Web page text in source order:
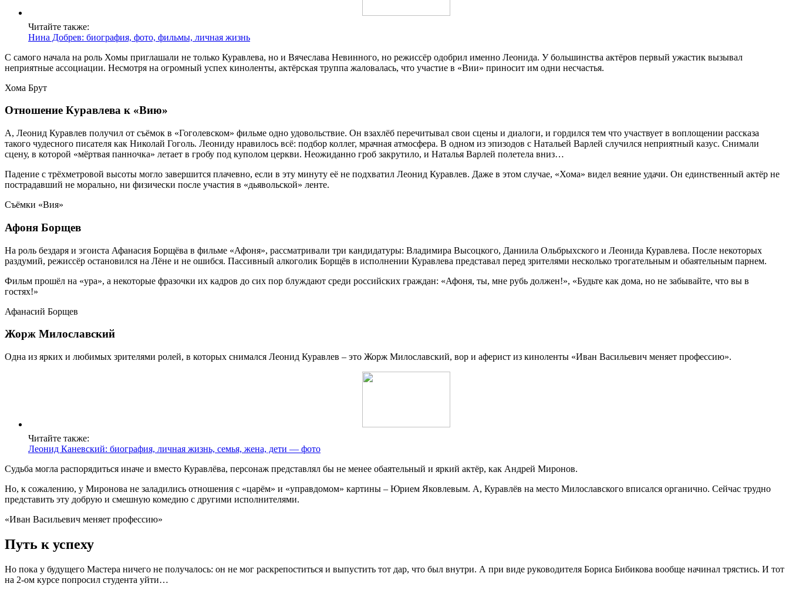
Читайте также:
Нина Добрев: биография, фото, фильмы, личная жизнь
С самого начала на роль Хомы приглашали не только Куравлева, но и Вячеслава Невинного, но режиссёр одобрил именно Леонида. У большинства актёров первый ужастик вызывал
неприятные ассоциации. Несмотря на огромный успех киноленты, актёрская труппа жаловалась, что участие в «Вии» приносит им одни несчастья.
Хома Брут
Отношение Куравлева к «Вию»
А, Леонид Куравлев получил от съёмок в «Гоголевском» фильме одно удовольствие. Он взахлёб перечитывал свои сцены и диалоги, и гордился тем что участвует в воплощении рассказа
такого чудесного писателя как Николай Гоголь. Леониду нравилось всё: подбор коллег, мрачная атмосфера. В одном из эпизодов с Натальей Варлей случился неприятный казус. Снимали
сцену, в которой «мёртвая панночка» летает в гробу под куполом церкви. Неожиданно гроб закрутило, и Наталья Варлей полетела вниз…
Падение с трёхметровой высоты могло завершится плачевно, если в эту минуту её не подхватил Леонид Куравлев. Даже в этом случае, «Хома» видел веяние удачи. Он единственный актёр не
пострадавший не морально, ни физически после участия в «дьявольской» ленте.
Съёмки «Вия»
Афоня Борщев
На роль бездаря и эгоиста Афанасия Борщёва в фильме «Афоня», рассматривали три кандидатуры: Владимира Высоцкого, Даниила Ольбрыхского и Леонида Куравлева. После некоторых
раздумий, режиссёр остановился на Лёне и не ошибся. Пассивный алкоголик Борщёв в исполнении Куравлева представал перед зрителями несколько трогательным и обаятельным парнем.
Фильм прошёл на «ура», а некоторые фразочки их кадров до сих пор блуждают среди российских граждан: «Афоня, ты, мне рубь должен!», «Будьте как дома, но не забывайте, что вы в
гостях!»
Афанасий Борщев
Жорж Милославский
Одна из ярких и любимых зрителями ролей, в которых снимался Леонид Куравлев – это Жорж Милославский, вор и аферист из киноленты «Иван Васильевич меняет профессию».
Читайте также:
Леонид Каневский: биография, личная жизнь, семья, жена, дети — фото
Судьба могла распорядиться иначе и вместо Куравлёва, персонаж представлял бы не менее обаятельный и яркий актёр, как Андрей Миронов.
Но, к сожалению, у Миронова не заладились отношения с «царём» и «управдомом» картины – Юрием Яковлевым. А, Куравлёв на место Милославского вписался органично. Сейчас трудно
представить эту добрую и смешную комедию с другими исполнителями.
«Иван Васильевич меняет профессию»
Путь к успеху
Но пока у будущего Мастера ничего не получалось: он не мог раскрепоститься и выпустить тот дар, что был внутри. А при виде руководителя Бориса Бибикова вообще начинал трястись. И тот
на 2-ом курсе попросил студента уйти…